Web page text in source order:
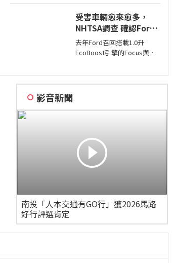
宣布全球累積銷量突破2,000
萬輛，也是第一家達此成績
的中國汽車品牌。
受害車輛愈來愈多，
NHTSA調查 確認Ford
1.0升EcoBoost引擎正
時皮帶會產生碎屑導致
去年Ford召回搭載1.0升
EcoBoost引擎的Focus與
進入調查，之後甚至還擴大
影音新聞
南投「人本交通有GO行」獲2026馬路
好行評選肯定